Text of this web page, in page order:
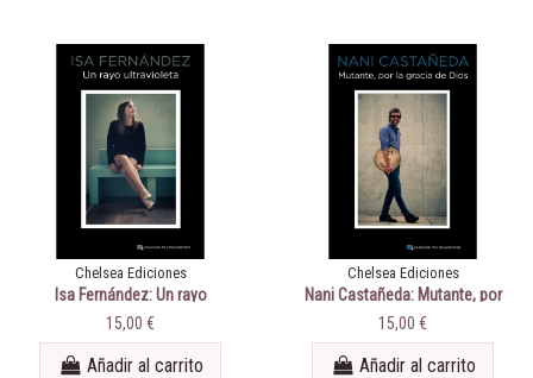
Chelsea Ediciones
Isa Fernández: Un rayo
ultravioleta
15,00 €
Añadir al carrito
Chelsea Ediciones
Nani Castañeda: Mutante, por
la gracia de Dios
15,00 €
Añadir al carrito